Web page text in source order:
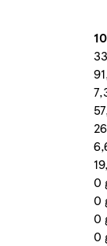
0
0
0
0